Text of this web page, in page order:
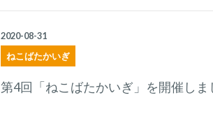
ねこばたかいぎ
2020-08-31
第4回「ねこばたかいぎ」を開催しま